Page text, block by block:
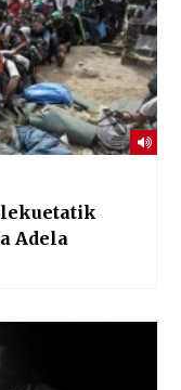
Adela